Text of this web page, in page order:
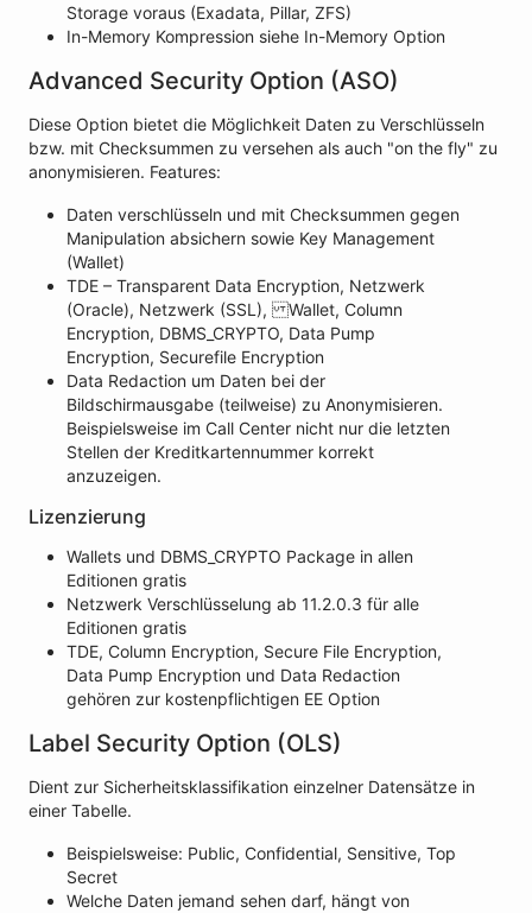
Storage voraus (Exadata, Pillar, ZFS)
In-Memory Kompression siehe In-Memory Option
Advanced Security Option (ASO)
Diese Option bietet die Möglichkeit Daten zu Verschlüsseln
bzw. mit Checksummen zu versehen als auch "on the fly" zu
anonymisieren. Features:
Daten verschlüsseln und mit Checksummen gegen
Manipulation absichern sowie Key Management
(Wallet)
TDE – Transparent Data Encryption, Netzwerk
(Oracle), Netzwerk (SSL), Wallet, Column
Encryption, DBMS_CRYPTO, Data Pump
Encryption, Securefile Encryption
Data Redaction um Daten bei der
Bildschirmausgabe (teilweise) zu Anonymisieren.
Beispielsweise im Call Center nicht nur die letzten
Stellen der Kreditkartennummer korrekt
anzuzeigen.
Lizenzierung
Wallets und DBMS_CRYPTO Package in allen
Editionen gratis
Netzwerk Verschlüsselung ab 11.2.0.3 für alle
Editionen gratis
TDE, Column Encryption, Secure File Encryption,
Data Pump Encryption und Data Redaction
gehören zur kostenpflichtigen EE Option
Label Security Option (OLS)
Dient zur Sicherheitsklassifikation einzelner Datensätze in
einer Tabelle.
Beispielsweise: Public, Confidential, Sensitive, Top
Secret
Welche Daten jemand sehen darf, hängt von